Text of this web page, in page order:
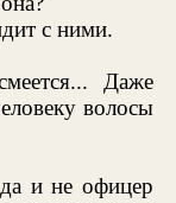
с ними.
Даже
волосы
и не офицер